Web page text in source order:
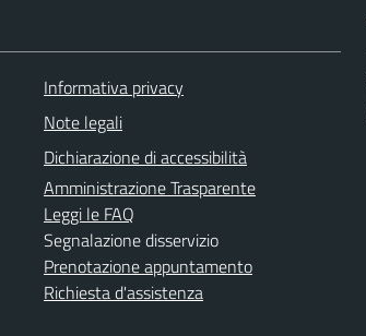
Informativa privacy
Note legali
Dichiarazione di accessibilità
Amministrazione Trasparente
Leggi le FAQ
Segnalazione disservizio
Prenotazione appuntamento
Richiesta d'assistenza